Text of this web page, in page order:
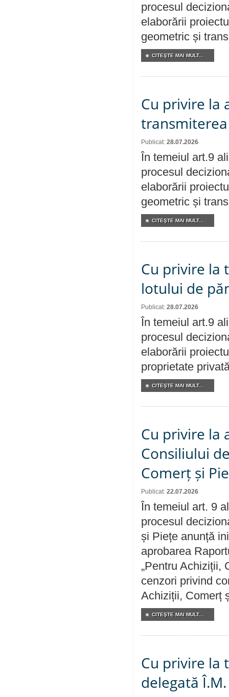
procesul
elaborării
geometric și
CITEŞTE MAI MULT...
Cu privire la
Publicat: 28.07.2026
În temeiul art.9
procesul
elaborării
geometric și
CITEŞTE MAI MULT...
Cu privire la
lotului de
Publicat: 28.07.2026
În temeiul art.9
procesul
elaborării
proprietate
CITEŞTE MAI MULT...
Cu privire la
Consiliului
Comerț și
Publicat: 22.07.2026
În temeiul art. 9
procesul
și Piețe anunță
aprobarea
„Pentru Achiziții,
cenzori privind
Achiziții, Comerț
CITEŞTE MAI MULT...
Cu privire la
delegată